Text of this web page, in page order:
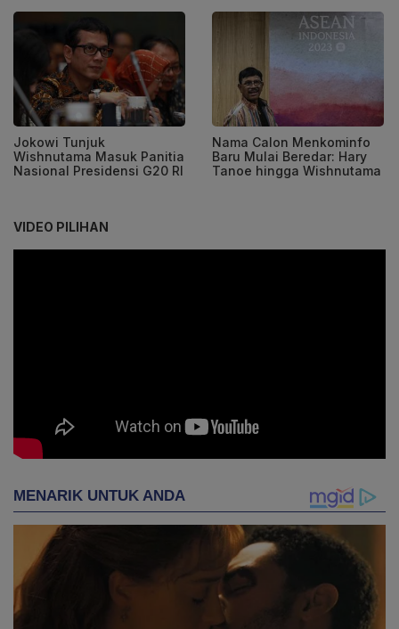
Jokowi Tunjuk
Wishnutama Masuk Panitia
Nasional Presidensi G20 RI
Nama Calon Menkominfo
Baru Mulai Beredar: Hary
Tanoe hingga Wishnutama
VIDEO PILIHAN